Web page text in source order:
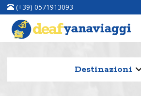
(+39) 0571913093
Destinazioni